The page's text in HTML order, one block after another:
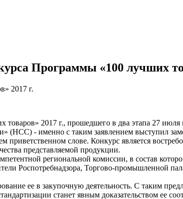
Программы «100 лучших
2017 г., прошедшего в два этапа 27 июля
(НСС) - именно с таким заявлением выступил
слове. Конкурс является
представляемой продукции.
региональной комиссии, в состав
Роспотребнадзора, Торгово-промышленной
ее в закупочную деятельность. С таким
станет явным доказательством ее